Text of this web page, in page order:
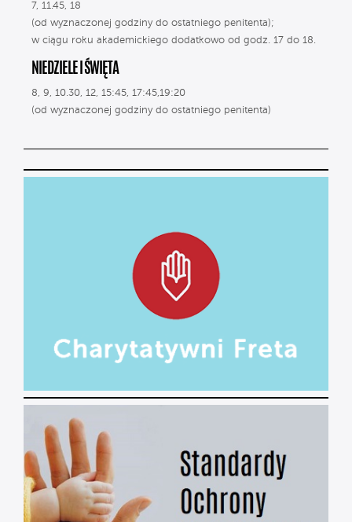
7, 11.45, 18
(od wyznaczonej godziny do ostatniego penitenta);
w ciągu roku akademickiego dodatkowo od godz. 17 do 18.
NIEDZIELE I ŚWIĘTA
8, 9, 10.30, 12, 15:45, 17:45,19:20
(od wyznaczonej godziny do ostatniego penitenta)